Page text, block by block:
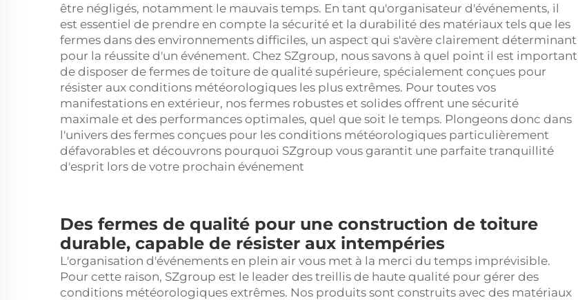
être négligés, notamment le mauvais temps. En tant qu'organisateur d'événements, il
est essentiel de prendre en compte la sécurité et la durabilité des matériaux tels que les
fermes dans des environnements difficiles, un aspect qui s'avère clairement déterminant
pour la réussite d'un événement. Chez SZgroup, nous savons à quel point il est important
de disposer de fermes de toiture de qualité supérieure, spécialement conçues pour
résister aux conditions météorologiques les plus extrêmes. Pour toutes vos
manifestations en extérieur, nos fermes robustes et solides offrent une sécurité
maximale et des performances optimales, quel que soit le temps. Plongeons donc dans
l'univers des fermes conçues pour les conditions météorologiques particulièrement
défavorables et découvrons pourquoi SZgroup vous garantit une parfaite tranquillité
d'esprit lors de votre prochain événement
Des fermes de qualité pour une construction de toiture
durable, capable de résister aux intempéries
L'organisation d'événements en plein air vous met à la merci du temps imprévisible.
Pour cette raison, SZgroup est le leader des treillis de haute qualité pour gérer des
conditions météorologiques extrêmes. Nos produits sont construits avec des matériaux